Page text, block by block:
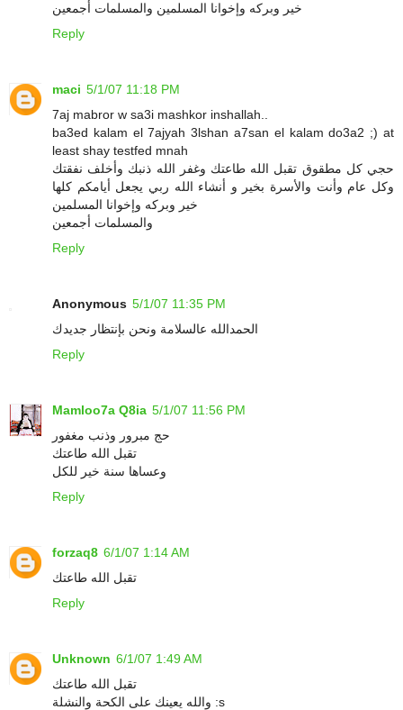
خير وبركه وإخوانا المسلمين والمسلمات أجمعين
Reply
maci 5/1/07 11:18 PM
7aj mabror w sa3i mashkor inshallah..
ba3ed kalam el 7ajyah 3lshan a7san el kalam do3a2 ;) at
least shay testfed mnah
حجي كل مطقوق تقبل الله طاعتك وغفر الله ذنبك وأخلف نفقتك
وكل عام وأنت والأسرة بخير و أنشاء الله ربي يجعل أيامكم كلها
خير وبركه وإخوانا المسلمين
والمسلمات أجمعين
Reply
Anonymous 5/1/07 11:35 PM
الحمدالله عالسلامة ونحن بإنتظار جديدك
Reply
Mamloo7a Q8ia 5/1/07 11:56 PM
حج مبرور وذنب مغفور
تقبل الله طاعتك
وعساها سنة خير للكل
Reply
forzaq8 6/1/07 1:14 AM
تقبل الله طاعتك
Reply
Unknown 6/1/07 1:49 AM
تقبل الله طاعتك
والله يعينك على الكحة والنشلة :s